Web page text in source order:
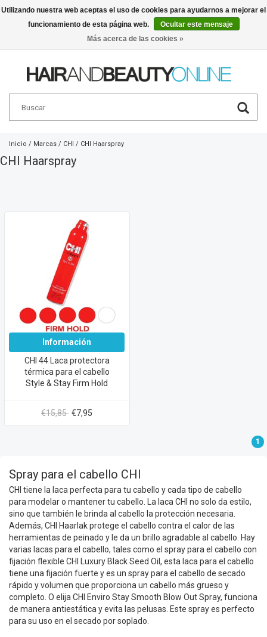
Español €
Inicio / Marcas / CHI / CHI Haarspray
CHI Haarspray
Información
CHI 44 Laca protectora
térmica para el cabello
Style & Stay Firm Hold
€15,85 €7,95
1
Spray para el cabello CHI
CHI tiene la laca perfecta para tu cabello y cada tipo de cabello
para modelar o mantener tu cabello. La laca CHI no solo da estilo,
sino que también le brinda al cabello la protección necesaria.
Además, CHI Haarlak protege el cabello contra el calor de las
herramientas de peinado y le da un brillo agradable al cabello. Hay
varias lacas para el cabello, tales como el spray para el cabello con
fijación flexible CHI Luxury Black Seed Oil, esta laca para el cabello
tiene una fijación fuerte y es un spray para el cabello de secado
rápido y volumen que proporciona un cabello más grueso y
completo. O elija CHI Enviro Stay Smooth Blow Out Spray, funciona
de manera antiestática y evita las pelusas. Este spray es perfecto
para su uso en el secado por soplado.
Utilizando nuestra web aceptas el uso de cookies para ayudarnos a mejorar el
funcionamiento de esta página web.
Ocultar este mensaje
Más acerca de las cookies »